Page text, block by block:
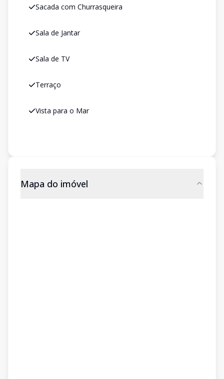
Sacada com Churrasqueira
Sala de Jantar
Sala de TV
Terraço
Vista para o Mar
Mapa do imóvel